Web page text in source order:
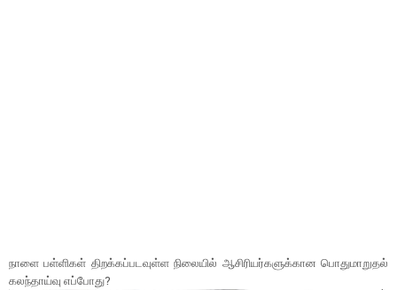
நாளை பள்ளிகள் திறக்கப்படவுள்ள நிலையில் ஆசிரியர்களுக்கான பொதுமாறுதல்
கலந்தாய்வு எப்போது?